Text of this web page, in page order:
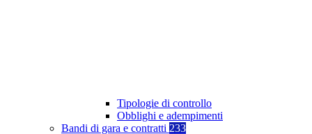
Tipologie di controllo
Obblighi e adempimenti
Bandi di gara e contratti 233